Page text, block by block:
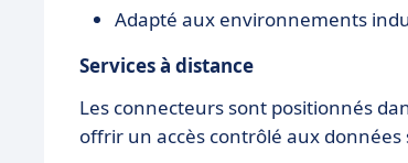
Adapté aux environnements
Services à distance
Les connecteurs sont positionnés
offrir un accès contrôlé aux